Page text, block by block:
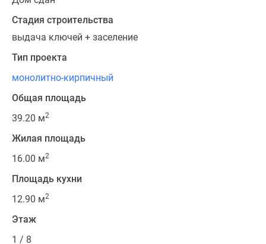
Стадия строительства
выдача ключей + заселение
Тип проекта
монолитно-кирпичный
Общая площадь
39.20 м2
Жилая площадь
16.00 м2
Площадь кухни
12.90 м2
Этаж
1 / 8